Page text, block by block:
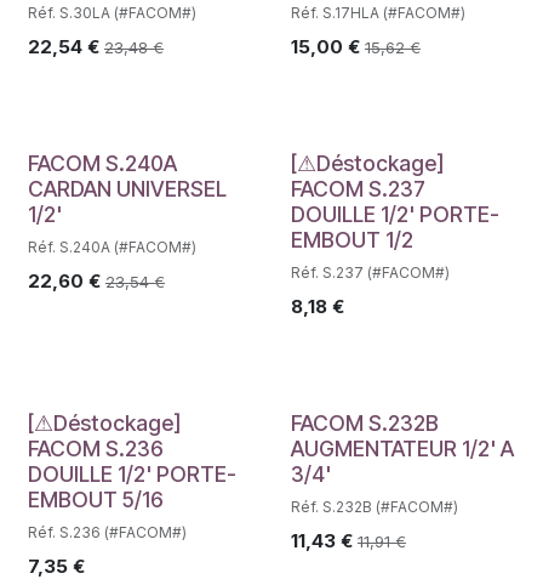
Réf. S.30LA (#FACOM#)
22,54 € 23,48€
Réf. S.17HLA (#FACOM#)
15,00 € 15,62€
FACOM S.240A
CARDAN UNIVERSEL
1/2'
Réf. S.240A (#FACOM#)
22,60 € 23,54€
Déstockage
[⚠Déstockage]
FACOM S.237
DOUILLE 1/2' PORTE-
EMBOUT 1/2
Réf. S.237 (#FACOM#)
8,18€
Déstockage
[⚠Déstockage]
FACOM S.236
DOUILLE 1/2' PORTE-
EMBOUT 5/16
Réf. S.236 (#FACOM#)
7,35 €
FACOM S.232B
AUGMENTATEUR 1/2' A
3/4'
Réf. S.232B (#FACOM#)
11,43€ 11,91€